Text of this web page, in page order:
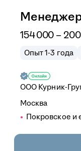
Менеджер
154 000 –
Опыт 1-3 года
ООО Курник-
Москва
Покровское и